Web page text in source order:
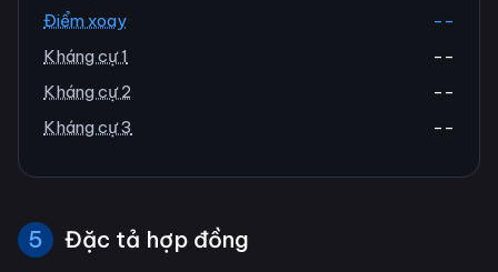
Điểm xoay
--
Kháng cự 1
--
Kháng cự 2
--
Kháng cự 3
--
5 Đặc tả hợp đồng